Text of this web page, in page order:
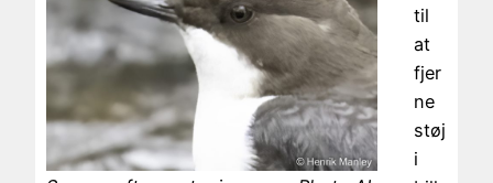
til
at
fjer
ne
støj
i